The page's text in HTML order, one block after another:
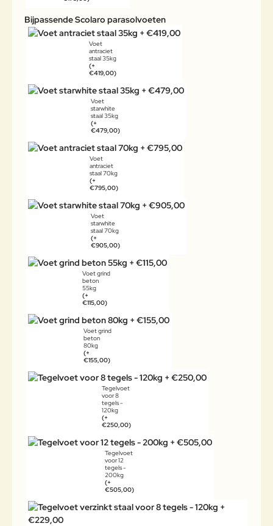
Bijpassende Scolaro parasolvoeten
Voet
antraciet
staal 35kg
(+
€419,00)
Voet
starwhite
staal 35kg
(+
€479,00)
Voet
antraciet
staal 70kg
(+
€795,00)
Voet
starwhite
staal 70kg
(+
€905,00)
Voet grind
beton
55kg
(+
€115,00)
Voet grind
beton
80kg
(+
€155,00)
Tegelvoet
voor 8
tegels -
120kg
(+
€250,00)
Tegelvoet
voor 12
tegels -
200kg
(+
€505,00)